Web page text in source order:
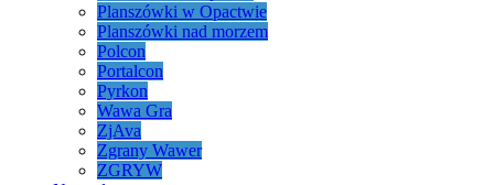
Planszówki w Opactwie
Planszówki nad morzem
Polcon
Portalcon
Pyrkon
Wawa Gra
ZjAva
Zgrany Wawer
ZGRYW